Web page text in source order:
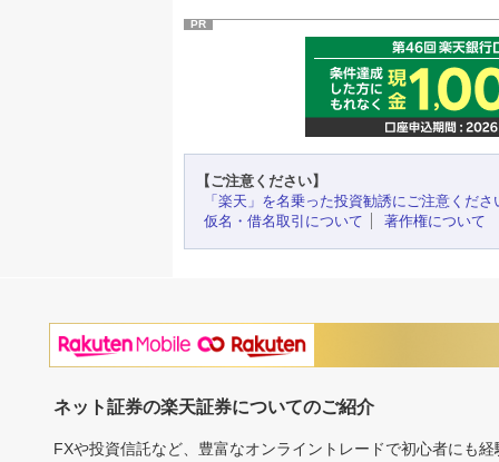
PR
【ご注意ください】
「楽天」を名乗った投資勧誘にご注意くださ
仮名・借名取引について
著作権について
ネット証券の楽天証券についてのご紹介
FXや投資信託など、豊富なオンライントレードで初心者にも